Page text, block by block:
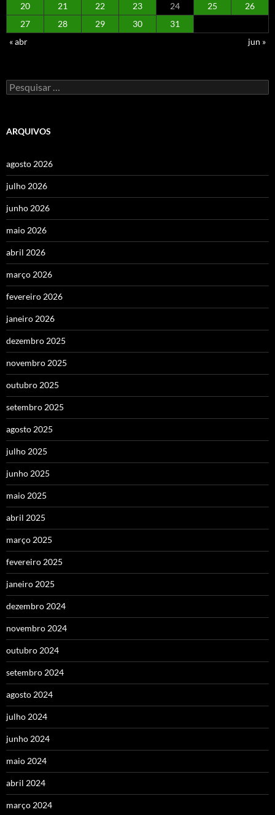
20
21 22 23 24 25
26
27
28 29 30
31
« abr
jun »
Pesquisar
por:
ARQUIVOS
agosto 2026
julho 2026
junho 2026
maio 2026
abril 2026
março 2026
fevereiro 2026
janeiro 2026
dezembro 2025
novembro 2025
outubro 2025
setembro 2025
agosto 2025
julho 2025
junho 2025
maio 2025
abril 2025
março 2025
fevereiro 2025
janeiro 2025
dezembro 2024
novembro 2024
outubro 2024
setembro 2024
agosto 2024
julho 2024
junho 2024
maio 2024
abril 2024
março 2024